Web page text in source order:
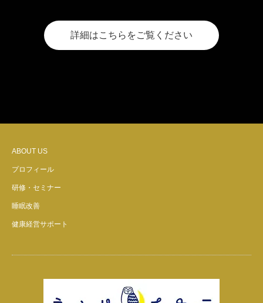
詳細はこちらをご覧ください
ABOUT US
プロフィール
研修・セミナー
睡眠改善
健康経営サポート